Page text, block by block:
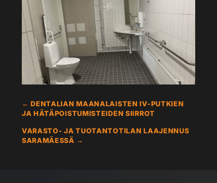
←DENTALIAN MAANALAISTEN IV-PUTKIEN
JA HÄTÄPOISTUMISTEIDEN SIIRROT
VARASTO- JA TUOTANTOTILAN LAAJENNUS
SARAMÄESSÄ →